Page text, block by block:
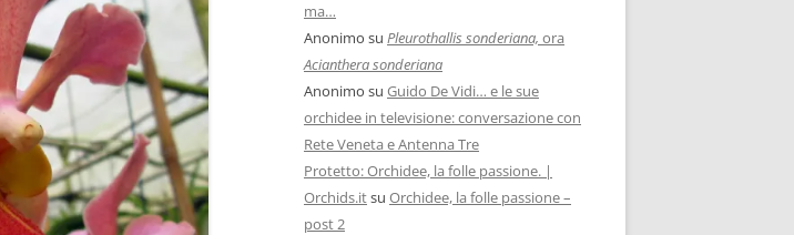
ma…
Anonimo su Pleurothallis sonderiana, ora
Acianthera sonderiana
Anonimo su Guido De Vidi… e le sue
orchidee in televisione: conversazione con
Rete Veneta e Antenna Tre
Protetto: Orchidee, la folle passione. |
Orchids.itsu Orchidee, la folle passione –
post 2